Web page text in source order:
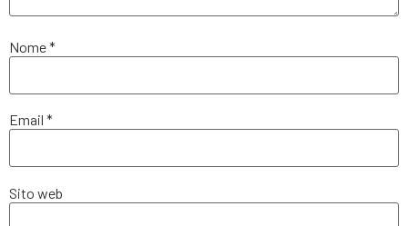
Nome*
Email *
Sito web